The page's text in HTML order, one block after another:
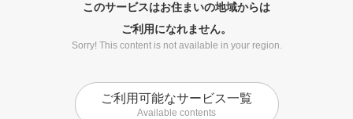
このサービスはお住まいの地域からは
ご利用になれません。
Sorry! This content is not available in your region.
ご利用可能なサービス一覧
Available contents